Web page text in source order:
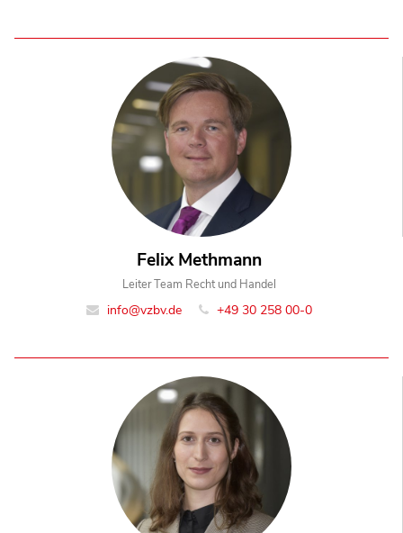
Felix Methmann
Leiter Team Recht und Handel
info@vzbv.de +49 30 258 00-0